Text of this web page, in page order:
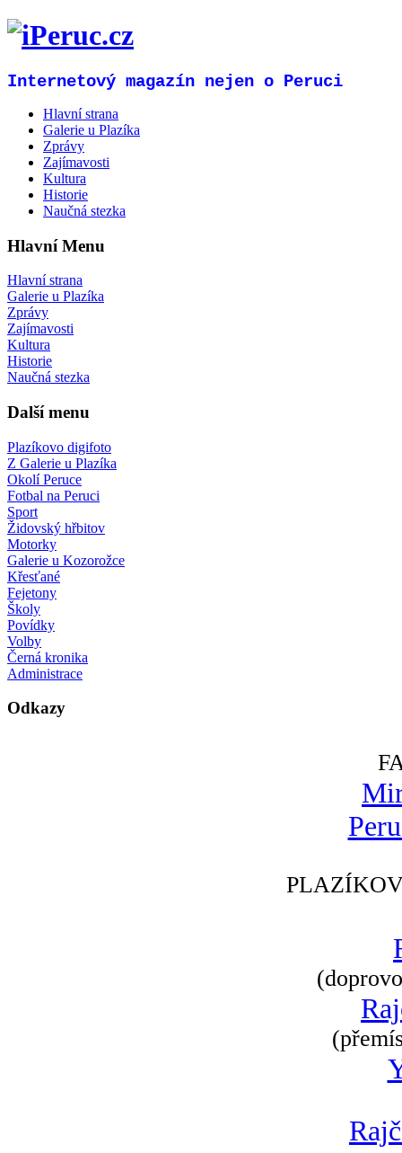
Internetový magazín nejen o Peruci
Hlavní strana
Galerie u Plazíka
Zprávy
Zajímavosti
Kultura
Historie
Naučná stezka
Hlavní Menu
Hlavní strana
Galerie u Plazíka
Zprávy
Zajímavosti
Kultura
Historie
Naučná stezka
Další menu
Plazíkovo digifoto
Z Galerie u Plazíka
Okolí Peruce
Fotbal na Peruci
Sport
Židovský hřbitov
Motorky
Galerie u Kozorožce
Křesťané
Fejetony
Školy
Povídky
Volby
Černá kronika
Administrace
Odkazy